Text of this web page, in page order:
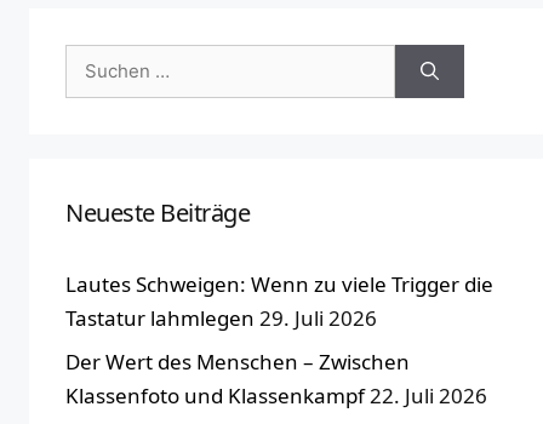
Suchen
nach:
Neueste Beiträge
Lautes Schweigen: Wenn zu viele Trigger die
Tastatur lahmlegen 29. Juli 2026
Der Wert des Menschen – Zwischen
Klassenfoto und Klassenkampf22. Juli 2026